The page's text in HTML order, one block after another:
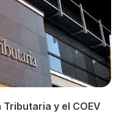
y el COEV